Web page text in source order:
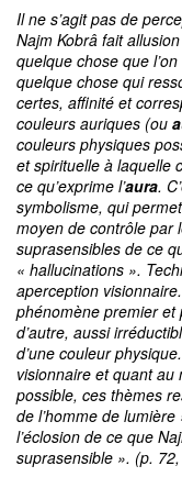
Il ne s’agit pas de
Najm Kobrâ fait
quelque chose que
quelque chose qui
certes, affinité et
couleurs auriques (ou
couleurs physiques
et spirituelle à laquelle
ce qu’exprime l’aura.
symbolisme, qui
moyen de contrôle par
suprasensibles de ce
« hallucinations ».
aperception
phénomène premier
d’autre, aussi
d’une couleur
visionnaire et quant au
possible, ces thèmes
de l’homme de
l’éclosion de ce que
suprasensible ». (p.